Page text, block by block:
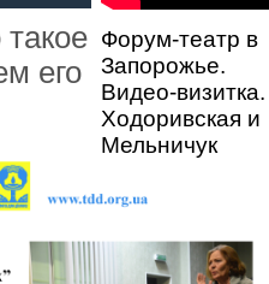
"театр
его едят?" -
Форум-театр в
Запорожье.
Видео-визитка.
Ходоривская и
Мельничук